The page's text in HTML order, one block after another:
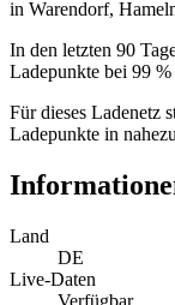
in Warendorf,
In den letzten 90
Ladepunkte bei 99
Für dieses Ladenetz
Ladepunkte in
Land
DE
Live-Daten
Verfügbar